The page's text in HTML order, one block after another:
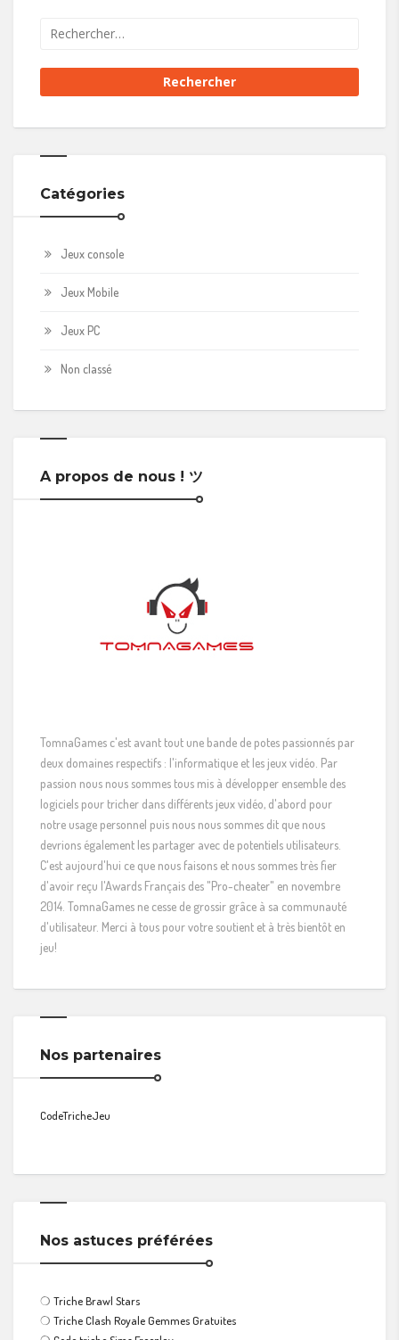
Catégories
Jeux console
Jeux Mobile
Jeux PC
Non classé
A propos de nous ! ツ
TomnaGames c'est avant tout une bande de potes passionnés par
deux domaines respectifs : l'informatique et les jeux vidéo. Par
passion nous nous sommes tous mis à développer ensemble des
logiciels pour tricher dans différents jeux vidéo, d'abord pour
notre usage personnel puis nous nous sommes dit que nous
devrions également les partager avec de potentiels utilisateurs.
C'est aujourd'hui ce que nous faisons et nous sommes très fier
d'avoir reçu l'Awards Français des "Pro-cheater" en novembre
2014. TomnaGames ne cesse de grossir grâce à sa communauté
d'utilisateur. Merci à tous pour votre soutient et à très bientôt en
jeu!
Nos partenaires
CodeTricheJeu
Nos astuces préférées
❍ Triche Brawl Stars
❍ Triche Clash Royale Gemmes Gratuites